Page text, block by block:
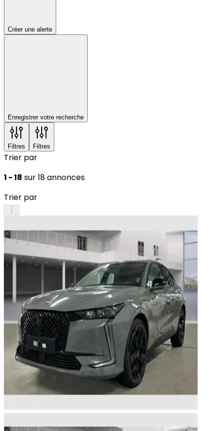
Créer une alerte
Enregistrer votre recherche
Filtres Filtres
Trier par
1 - 18 sur 18 annonces
Trier par